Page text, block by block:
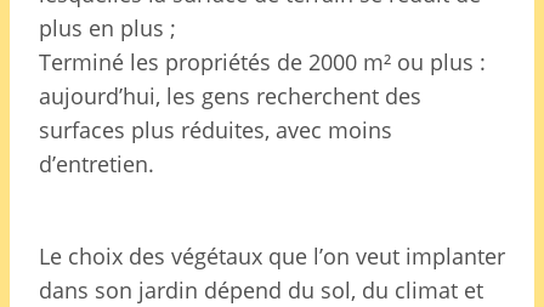
plus en plus ;
Terminé les propriétés de 2000 m² ou plus :
aujourd’hui, les gens recherchent des
surfaces plus réduites, avec moins
d’entretien.
Le choix des végétaux que l’on veut implanter
dans son jardin dépend du sol, du climat et